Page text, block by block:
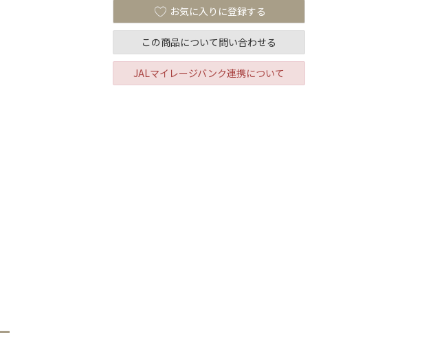
この商品について問い合わせる
JALマイレージバンク連携について
お気に入りに登録する